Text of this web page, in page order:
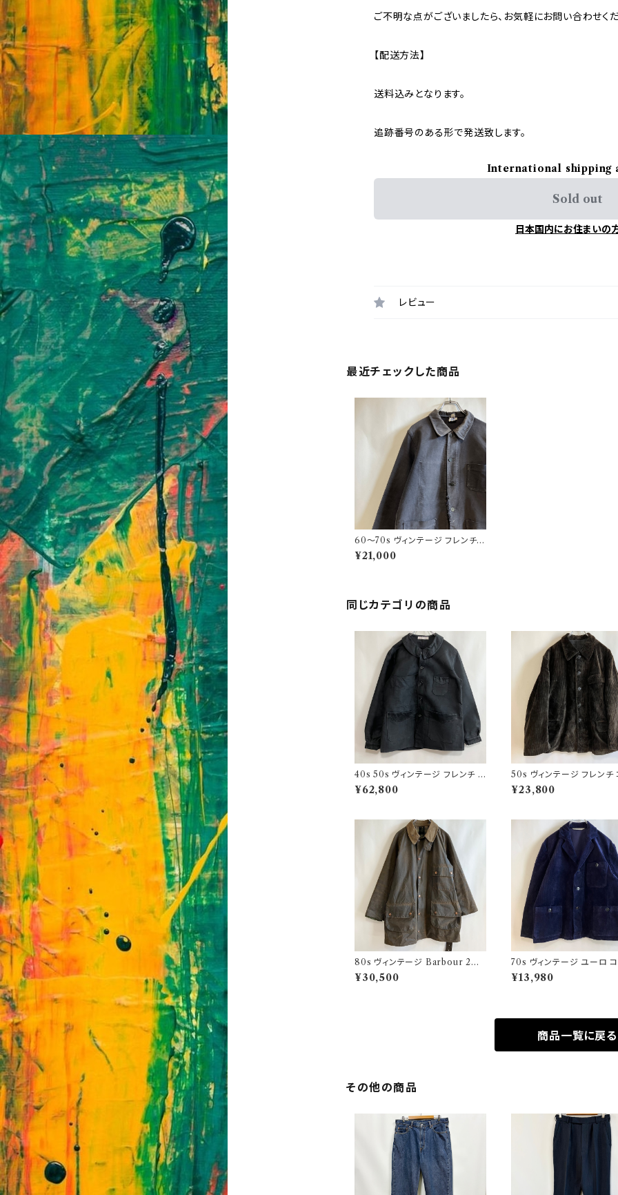
ご不明な点がございましたら、お気軽にお問い合わせくだ
【配送方法】
送料込みとなります。
追跡番号のある形で発送致します。
International shipping
Sold out
日本国内にお住まいの
レビュー
最近チェックした商品
60〜70s ヴィンテージ フレンチ
ブラックモールスキンジャケット ビ
ンテージ
¥21,000
同じカテゴリの商品
40s 50s ヴィンテージ フレンチ V
ポケ ブラックモールスキンジャケッ
ト カバーオール
¥62,800
50s ヴィンテージ フレンチ
ュロイジャケット ビンテージ
ーマーズジャケット
¥23,800
80s ヴィンテージ Barbour 2ワ
ラント ソルウェイジッパー Solway
Zipper オイルドジャケット
¥30,500
70s ヴィンテージ ユーロ
ロイ セットアップ ビンテージ
¥13,980
商品一覧に戻る
その他の商品